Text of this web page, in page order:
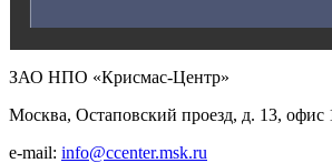
ЗАО НПО «Крисмас-Центр»
Москва, Остаповский проезд, д. 13, офис
e-mail: info@ccenter.msk.ru